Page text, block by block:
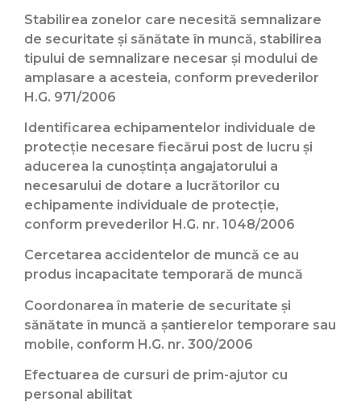
Stabilirea zonelor care necesită semnalizare
de securitate şi sănătate în muncă, stabilirea
tipului de semnalizare necesar şi modului de
amplasare a acesteia, conform prevederilor
H.G. 971/2006
Identificarea echipamentelor individuale de
protecţie necesare fiecărui post de lucru şi
aducerea la cunoştinţa angajatorului a
necesarului de dotare a lucrătorilor cu
echipamente individuale de protecţie,
conform prevederilor H.G. nr. 1048/2006
Cercetarea accidentelor de muncă ce au
produs incapacitate temporară de muncă
Coordonarea în materie de securitate şi
sănătate în muncă a şantierelor temporare sau
mobile, conform H.G. nr. 300/2006
Efectuarea de cursuri de prim-ajutor cu
personal abilitat